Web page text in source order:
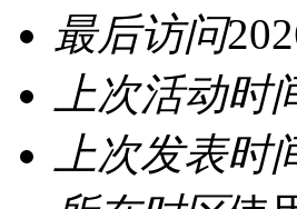
最后访问
上次活动时
上次发表时